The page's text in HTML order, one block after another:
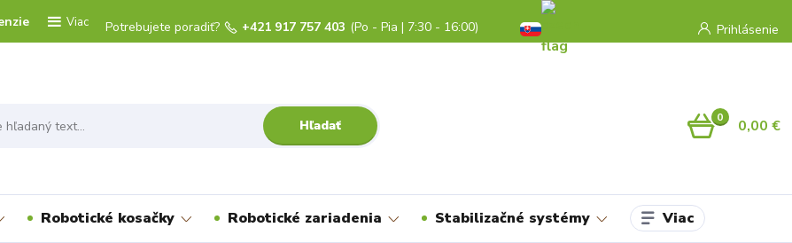
Viac Prihlásenie
Hľadať
Potrebujete poradiť? +421 917 757 403 (Po - Pia | 7:30 - 16:00)
0 0,00 €
Robotické kosačky Robotické zariadenia Stabilizačné systémy Viac